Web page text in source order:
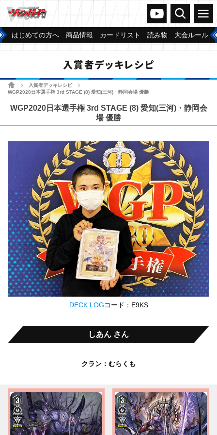
ヴァンガードch
検索 メニュー
はじめての方へ 商品情報 カードリスト 読み物 大会ルール
入賞者デッキレシピ
ホーム 入賞者デッキレシピ
WGP2020日本選手権 3rd STAGE (8) 愛知(三河)・静岡会場 優勝
WGP2020日本選手権 3rd STAGE (8) 愛知(三河)・静岡会
場 優勝
DECK LOGコード：E9KS
しあん さん
クラン：むらくも